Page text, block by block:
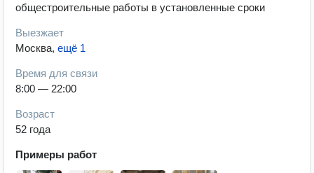
общестроительные работы в установленные сроки
Выезжает
Москва, ещё 1
Время для связи
8:00 — 22:00
Возраст
52 года
Примеры работ